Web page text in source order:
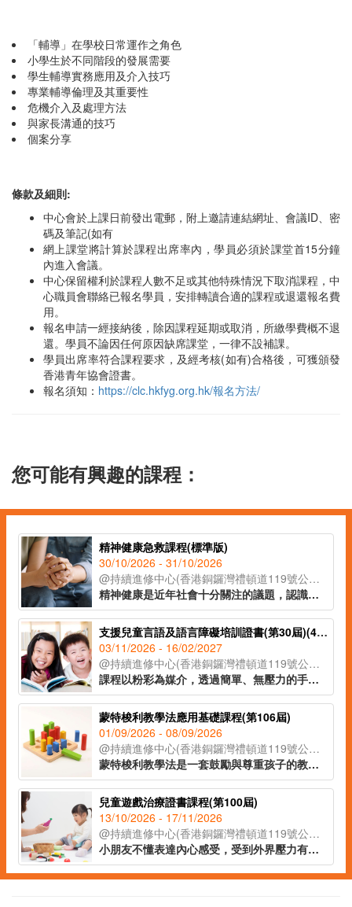
「輔導」在學校日常運作之角色
小學生於不同階段的發展需要
學生輔導實務應用及介入技巧
專業輔導倫理及其重要性
危機介入及處理方法
與家長溝通的技巧
個案分享
條款及細則:
中心會於上課日前發出電郵，附上邀請連結網址、會議ID、密
碼及筆記(如有
網上課堂將計算於課程出席率內，學員必須於課堂首15分鐘
內進入會議。
中心保留權利於課程人數不足或其他特殊情況下取消課程，中
心職員會聯絡已報名學員，安排轉讀合適的課程或退還報名費
用。
報名申請一經接納後，除因課程延期或取消，所繳學費概不退
還。學員不論因任何原因缺席課堂，一律不設補課。
學員出席率符合課程要求，及經考核(如有)合格後，可獲頒發
香港青年協會證書。
報名須知： https://clc.hkfyg.org.hk/報名方法/
您可能有興趣的課程：
精神健康急救課程(標準版)
30/10/2026 - 31/10/2026
@持續進修中心(香港銅鑼灣禮頓道119號公理堂大樓21-23樓)
精神健康是近年社會十分關注的議題，認識精神健康急救知識，能夠助人自助，有效提升大眾的精神健康狀態。課程旨在教導學員如何辨識身邊人的精神健康問題、如何展開介入工作(ALGEE)，以及如何協助當事人運用社區資源，為受情緒或精神困擾的人士提供支援。
支援兒童言語及語言障礙培訓證書(第30屆)(41C154702)
03/11/2026 - 16/02/2027
@持續進修中心(香港銅鑼灣禮頓道119號公理堂大樓21-23樓)
課程以粉彩為媒介，透過簡單、無壓力的手指繪畫技巧，即使是零繪畫經驗的學員亦能輕鬆掌握。課程內容涵蓋和諧粉彩的起源、基礎技法、創作技巧與色彩心理學入門，並引導學員完成八幅具有主題意涵的創作作品。透過溫柔的粉彩色調與富啟發性的圖像構圖，讓學員在創作中感受內在平靜與情緒釋放，並學習如何運用藝術作為自我表達與情緒調節的工具，達致身心靈的平衡與和諧。
蒙特梭利教學法應用基礎課程(第106屆)
01/09/2026 - 08/09/2026
@持續進修中心(香港銅鑼灣禮頓道119號公理堂大樓21-23樓)
蒙特梭利教學法是一套鼓勵與尊重孩子的教學方法。透過現實環境和教學工具，讓孩子親身體驗，主動探索，發展個人潛能。課程教授家長及幼兒教育工作者認識兒童敏感期的特徵，按不同階段的學習特徵安排教學活動，讓學習獲得最大的成效。
兒童遊戲治療證書課程(第100屆)
13/10/2026 - 17/11/2026
@持續進修中心(香港銅鑼灣禮頓道119號公理堂大樓21-23樓)
小朋友不懂表達內心感受，受到外界壓力有機會導致各種偏差行為的出現。家長及兒童教育者可運用兒童好奇的天性，以遊戲作輔導及治療方法，讓孩童表達內心，提升自信。課程主要探討如何運用合適的遊戲及玩具與孩子建立具治療性的溝通關係，特別針對專注力不足、亞氏保加症、自尊心較低、學習障礙的小朋友，有明顯的改善效果。